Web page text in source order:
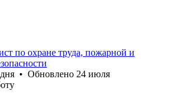
по охране труда, пожарной и
• Обновлено 24 июля